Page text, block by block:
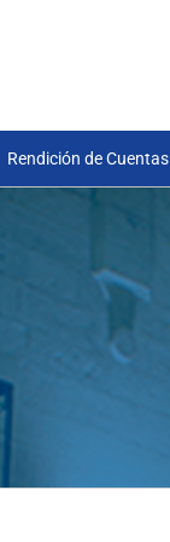
Rendición de Cuentas